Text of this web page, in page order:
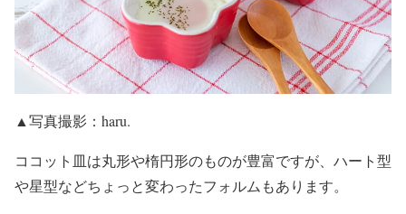
▲写真撮影：haru.
ココット皿は丸形や楕円形のものが豊富ですが、ハート型
や星型などちょっと変わったフォルムもあります。